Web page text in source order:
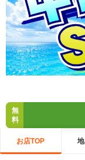
無
料
お店TOP